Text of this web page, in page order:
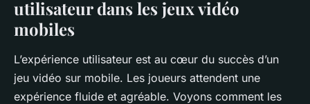
utilisateur dans les jeux vidéo
mobiles
L’expérience utilisateur est au cœur du succès d’un
jeu vidéo sur mobile. Les joueurs attendent une
expérience fluide et agréable. Voyons comment les